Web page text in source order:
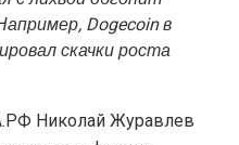
Dogecoin в
скачки роста
Николай Журавлев